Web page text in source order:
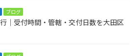
ブログ
｜受付時間・管轄・交付日数を大田区